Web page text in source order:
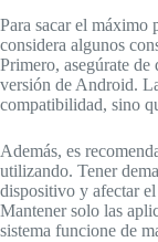
Para sacar el máximo
considera algunos
Primero, asegúrate
versión de Android.
compatibilidad, sino
Además, es
utilizando. Tener
dispositivo y afectar
Mantener solo las
sistema funcione de